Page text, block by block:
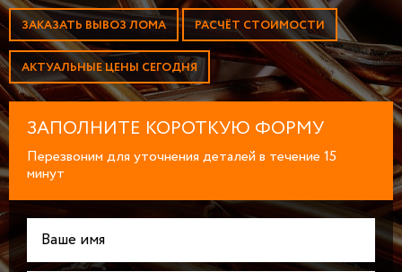
ЗАКАЗАТЬ ВЫВОЗ ЛОМА РАСЧЁТ СТОИМОСТИ
АКТУАЛЬНЫЕ ЦЕНЫ СЕГОДНЯ
ЗАПОЛНИТЕ КОРОТКУЮ ФОРМУ
Перезвоним для уточнения деталей в течение 15
минут